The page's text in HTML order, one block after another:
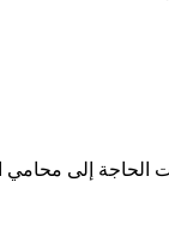
الحاجة إلى